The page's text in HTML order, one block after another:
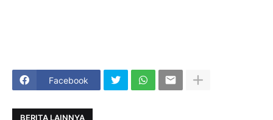
Facebook
BERITA LAINNYA